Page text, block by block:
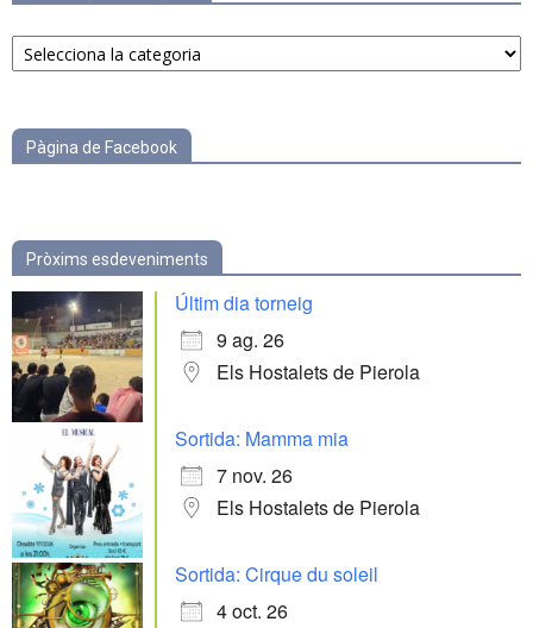
Notícies
per
Pàgina de Facebook
Pròxims esdeveniments
Últim dia torneig
9 ag. 26
Els Hostalets de Pierola
Sortida: Mamma mia
7 nov. 26
Els Hostalets de Pierola
Sortida: Cirque du soleil
4 oct. 26